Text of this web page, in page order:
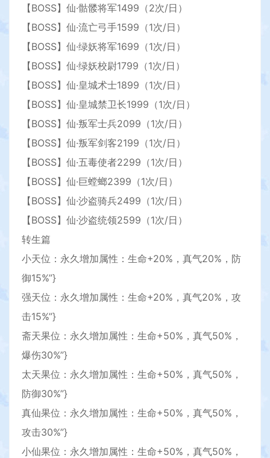
【BOSS】仙·骷髅将军1499（2次/日）
【BOSS】仙·流亡弓手1599（1次/日）
【BOSS】仙·绿妖将军1699（1次/日）
【BOSS】仙·绿妖校尉1799（1次/日）
【BOSS】仙·皇城术士1899（1次/日）
【BOSS】仙·皇城禁卫长1999（1次/日）
【BOSS】仙·叛军士兵2099（1次/日）
【BOSS】仙·叛军剑客2199（1次/日）
【BOSS】仙·五毒使者2299（1次/日）
【BOSS】仙·巨螳螂2399（1次/日）
【BOSS】仙·沙盗骑兵2499（1次/日）
【BOSS】仙·沙盗统领2599（1次/日）
转生篇
小天位：永久增加属性：生命+20%，真气20%，防
御15%”}
强天位：永久增加属性：生命+20%，真气20%，攻
击15%”}
斋天果位：永久增加属性：生命+50%，真气50%，
爆伤30%”}
太天果位：永久增加属性：生命+50%，真气50%，
防御30%”}
真仙果位：永久增加属性：生命+50%，真气50%，
攻击30%”}
小仙果位：永久增加属性：生命+50%，真气50%，